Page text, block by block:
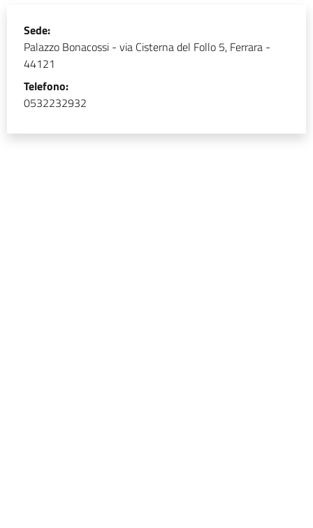
Sede:
Palazzo Bonacossi - via Cisterna del Follo 5, Ferrara -
44121
Telefono:
0532232932